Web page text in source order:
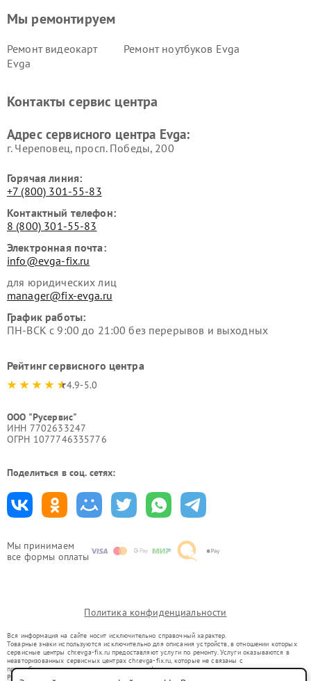
Мы принимаем
все формы оплаты
Мы ремонтируем
Ремонт видеокарт
Evga
Ремонт ноутбуков Evga
Контакты сервис центра
Адрес сервисного центра Evga:
г. Череповец, просп. Победы, 200
Горячая линия:
+7 (800) 301-55-83
Контактный телефон:
8 (800) 301-55-83
Электронная почта:
info@evga-fix.ru
для юридических лиц
manager@fix-evga.ru
График работы:
ПН-ВСК с 9:00 до 21:00 без перерывов и выходных
Рейтинг сервисного центра
4.9-5.0
ООО "Русервис"
ИНН 7702633247
ОГРН 1077746335776
Поделиться в соц. сетях:
Политика конфиденциальности
Вся информация на сайте носит исключительно справочный характер.
Товарные знаки используются исключительно для описания устройств, в отношении которых
сервисные центры chr.evga-fix.ru предоставляют услуги по ремонту. Услуги оказываются в
неавторизованных сервисных центрах chr.evga-fix.ru, которые не связаны с
правообладателями товарных знаков или их официальными представителями.
Ремонт осуществляется для устройств, уже введенных в гражданский оборот в соответствии